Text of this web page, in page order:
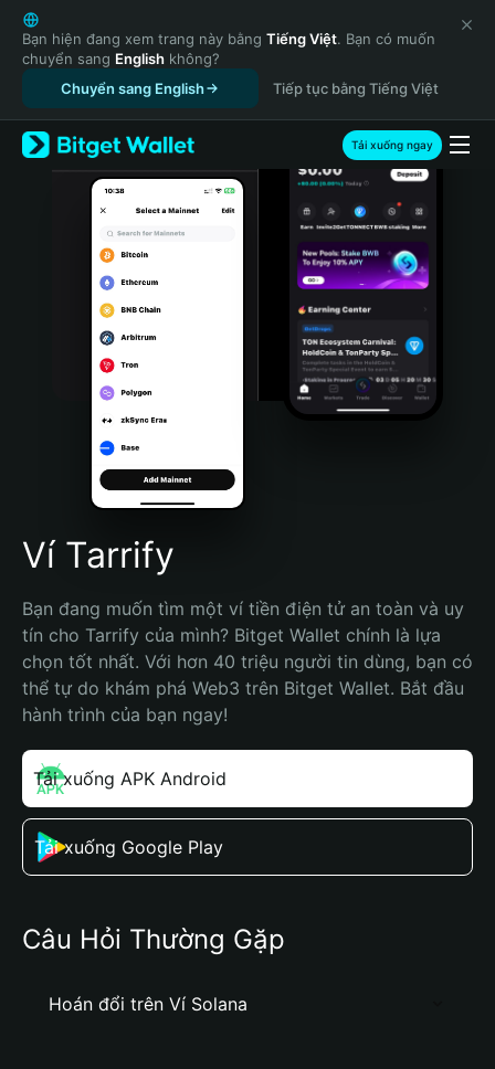
English
日本語
Tiếng Việt
Русский
Español (Latinoamérica)
Türkçe
Italiano
Português (Portugal)
Bahasa Indonesia
Português (Brasil)
Español (Argentina)
Bạn hiện đang xem trang này bằng Tiếng Việt. Bạn có muốn
chuyển sang English không?
Chuyển sang English
Tiếp tục bằng Tiếng Việt
Tải xuống ngay
Ví Tarrify
Bạn đang muốn tìm một ví tiền điện tử an toàn và uy
tín cho Tarrify của mình? Bitget Wallet chính là lựa
chọn tốt nhất. Với hơn 40 triệu người tin dùng, bạn có
thể tự do khám phá Web3 trên Bitget Wallet. Bắt đầu
hành trình của bạn ngay!
Tải xuống APK Android
Tải xuống Google Play
Câu Hỏi Thường Gặp
Hoán đổi trên Ví Solana